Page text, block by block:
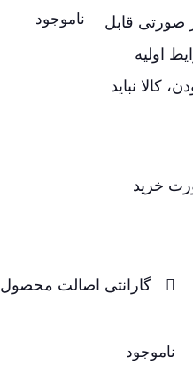
صورتی قابل
اولیه
کالا نباید
خرید
ناموجود
گارانتی اصالت محصول
ناموجود